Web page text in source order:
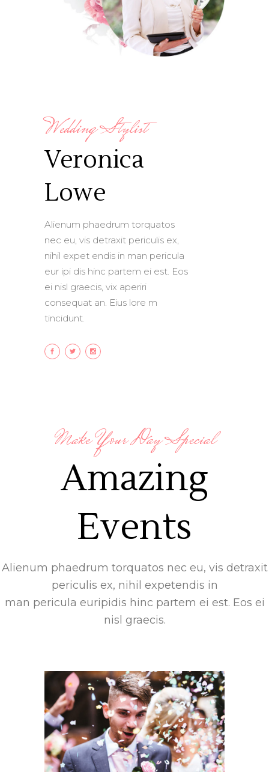
Wedding Stylist
Veronica
Lowe
Alienum phaedrum torquatos
nec eu, vis detraxit periculis ex,
nihil expet endis in man pericula
eur ipi dis hinc partem ei est. Eos
ei nisl graecis, vix aperiri
consequat an. Eius lore m
tincidunt.
Make Your Day Special
Amazing
Events
Alienum phaedrum torquatos nec eu, vis detraxit
periculis ex, nihil expetendis in
man pericula euripidis hinc partem ei est. Eos ei
nisl graecis.